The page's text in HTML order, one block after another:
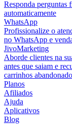
Responda perguntas
automaticamente
WhatsApp
Profissionalize o
no WhatsApp e
JivoMarketing
Aborde clientes na
antes que saiam e
carrinhos
Planos
Afiliados
Ajuda
Aplicativos
Blog